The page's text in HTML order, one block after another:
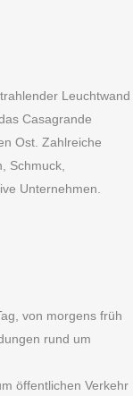
Leuchtwand
Casagrande
Ost. Zahlreiche
Schmuck,
Unternehmen.
von morgens früh
rund um
öffentlichen Verkehr